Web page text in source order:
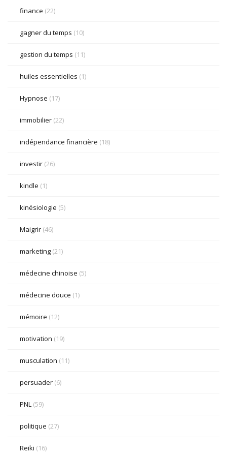
finance (22)
gagner du temps (10)
gestion du temps (11)
huiles essentielles (1)
Hypnose (17)
immobilier (22)
indépendance financière (18)
investir (26)
kindle (1)
kinésiologie (5)
Maigrir (46)
marketing (21)
médecine chinoise (5)
médecine douce (1)
mémoire (12)
motivation (19)
musculation (11)
persuader (6)
PNL (59)
politique (27)
Reiki (16)